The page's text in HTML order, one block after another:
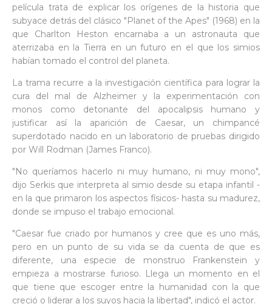
película trata de explicar los orígenes de la historia que
subyace detrás del clásico "Planet of the Apes" (1968) en la
que Charlton Heston encarnaba a un astronauta que
aterrizaba en la Tierra en un futuro en el que los simios
habían tomado el control del planeta.
La trama recurre a la investigación científica para lograr la
cura del mal de Alzheimer y la experimentación con
monos como detonante del apocalipsis humano y
justificar así la aparición de Caesar, un chimpancé
superdotado nacido en un laboratorio de pruebas dirigido
por Will Rodman (James Franco).
"No queríamos hacerlo ni muy humano, ni muy mono",
dijo Serkis que interpreta al simio desde su etapa infantil -
en la que primaron los aspectos físicos- hasta su madurez,
donde se impuso el trabajo emocional.
"Caesar fue criado por humanos y cree que es uno más,
pero en un punto de su vida se da cuenta de que es
diferente, una especie de monstruo Frankenstein y
empieza a mostrarse furioso. Llega un momento en el
que tiene que escoger entre la humanidad con la que
creció o liderar a los suyos hacia la libertad", indicó el actor.